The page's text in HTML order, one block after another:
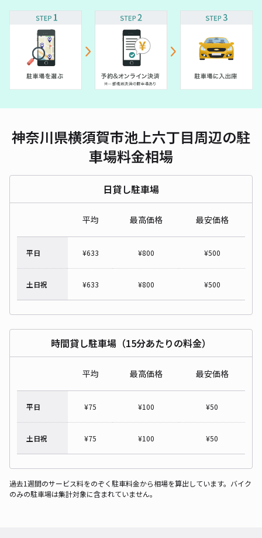
神奈川県横須賀市池上六丁目周辺の駐
車場料金相場
日貸し駐車場
平均 最高価格 最安価格
平日 ¥633 ¥800 ¥500
土日祝 ¥633 ¥800 ¥500
時間貸し駐車場（15分あたりの料金）
平均 最高価格 最安価格
平日 ¥75 ¥100 ¥50
土日祝 ¥75 ¥100 ¥50
過去1週間のサービス料をのぞく駐車料金から相場を算出しています。バイク
のみの駐車場は集計対象に含まれていません。